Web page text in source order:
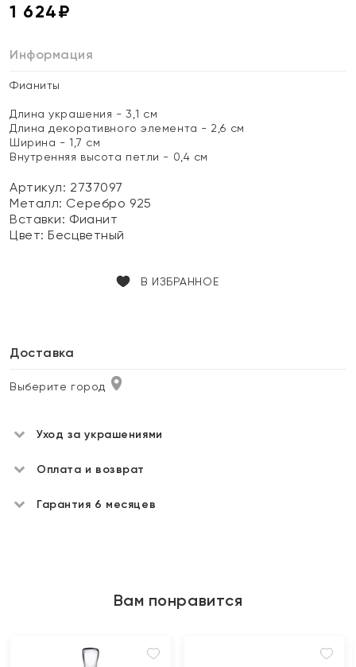
1 624₽
Информация
Фианиты
Длина украшения - 3,1 см
Длина декоративного элемента - 2,6 см
Ширина - 1,7 см
Внутренняя высота петли - 0,4 см
Артикул: 2737097
Металл: Серебро 925
Вставки: Фианит
Цвет:Бесцветный
В ИЗБРАННОЕ
Доставка
Выберите город
Уход за украшениями
Оплата и возврат
Гарантия 6 месяцев
Вам понравится